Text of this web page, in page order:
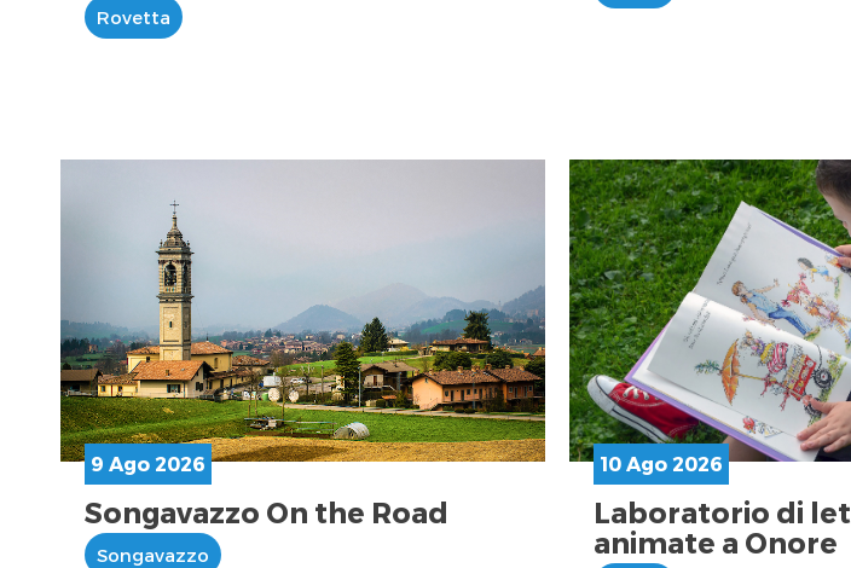
Rovetta
9 Ago 2026
Songavazzo On the Road
Songavazzo
10 Ago 2026
Laboratorio di
animate a Onore